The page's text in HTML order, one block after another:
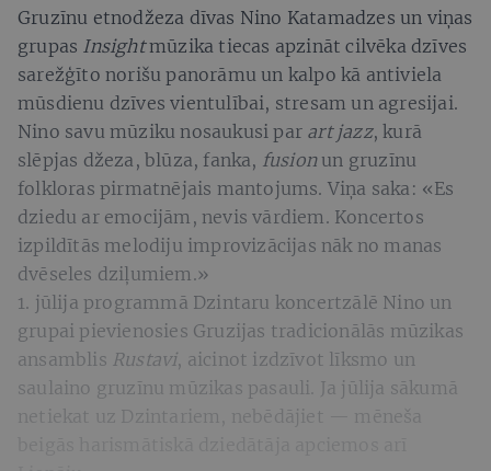
Gruzīnu etnodžeza dīvas Nino Katamadzes un viņas
grupas Insightmūzika tiecas apzināt cilvēka dzīves
sarežģīto norišu panorāmu un kalpo kā antiviela
mūsdienu dzīves vientulībai, stresam un agresijai.
Nino savu mūziku nosaukusi par art jazz, kurā
slēpjas džeza, blūza, fanka, fusionun gruzīnu
folkloras pirmatnējais mantojums. Viņa saka: «Es
dziedu ar emocijām, nevis vārdiem. Koncertos
izpildītās melodiju improvizācijas nāk no manas
dvēseles dziļumiem.»
1. jūlija programmā Dzintaru koncertzālē Nino un
grupai pievienosies Gruzijas tradicionālās mūzikas
ansamblis Rustavi, aicinot izdzīvot līksmo un
saulaino gruzīnu mūzikas pasauli. Ja jūlija sākumā
netiekat uz Dzintariem, nebēdājiet — mēneša